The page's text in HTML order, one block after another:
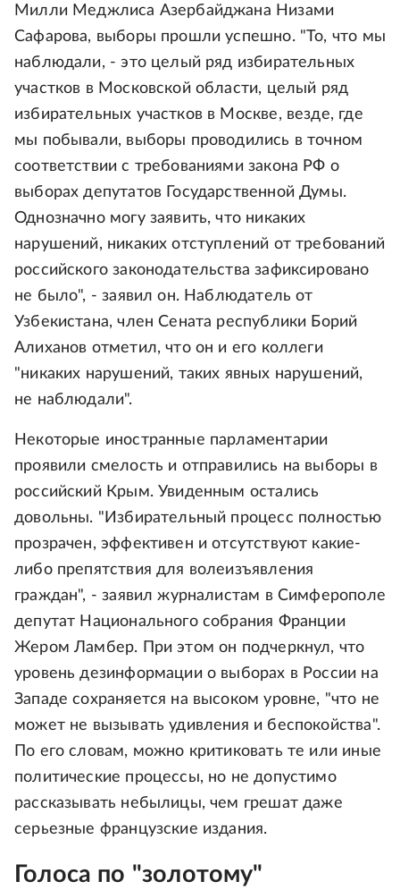
Милли Меджлиса Азербайджана Низами
Сафарова, выборы прошли успешно. "То, что мы
наблюдали, - это целый ряд избирательных
участков в Московской области, целый ряд
избирательных участков в Москве, везде, где
мы побывали, выборы проводились в точном
соответствии с требованиями закона РФ о
выборах депутатов Государственной Думы.
Однозначно могу заявить, что никаких
нарушений, никаких отступлений от требований
российского законодательства зафиксировано
не было", - заявил он. Наблюдатель от
Узбекистана, член Сената республики Борий
Алиханов отметил, что он и его коллеги
"никаких нарушений, таких явных нарушений,
не наблюдали".
Некоторые иностранные парламентарии
проявили смелость и отправились на выборы в
российский Крым. Увиденным остались
довольны. "Избирательный процесс полностью
прозрачен, эффективен и отсутствуют какие-
либо препятствия для волеизъявления
граждан", - заявил журналистам в Симферополе
депутат Национального собрания Франции
Жером Ламбер. При этом он подчеркнул, что
уровень дезинформации о выборах в России на
Западе сохраняется на высоком уровне, "что не
может не вызывать удивления и беспокойства".
По его словам, можно критиковать те или иные
политические процессы, но не допустимо
рассказывать небылицы, чем грешат даже
серьезные французские издания.
Голоса по "золотому"